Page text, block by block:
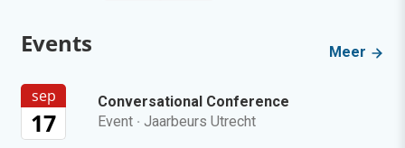
Events Meer
sep
17
Conversational Conference
Event · Jaarbeurs Utrecht